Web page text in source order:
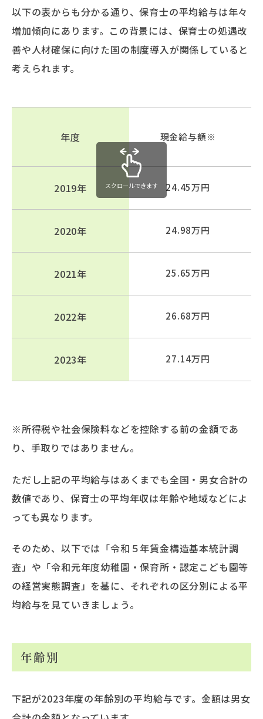
以下の表からも分かる通り、保育士の平均給与は年々
増加傾向にあります。この背景には、保育士の処遇改
善や人材確保に向けた国の制度導入が関係していると
考えられます。
年度 現金給与額※
2019年 24.45万円
2020年 24.98万円
2021年 25.65万円
2022年 26.68万円
2023年 27.14万円
スクロールできます
※所得税や社会保険料などを控除する前の金額であ
り、手取りではありません。
ただし上記の平均給与はあくまでも全国・男女合計の
数値であり、保育士の平均年収は年齢や地域などによ
っても異なります。
そのため、以下では「令和５年賃金構造基本統計調
査」や「令和元年度幼稚園・保育所・認定こども園等
の経営実態調査」を基に、それぞれの区分別による平
均給与を見ていきましょう。
年齢別
下記が2023年度の年齢別の平均給与です。金額は男女